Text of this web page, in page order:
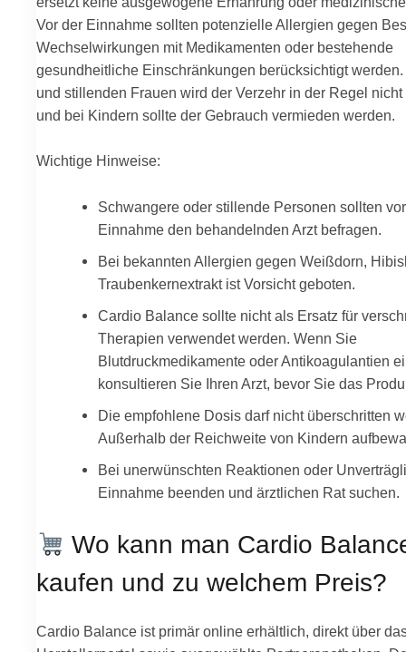
Vor der Einnahme sollten potenzielle Allergien gegen
Wechselwirkungen mit Medikamenten oder bestehende
gesundheitliche Einschränkungen berücksichtigt
und stillenden Frauen wird der Verzehr in der Regel
und bei Kindern sollte der Gebrauch vermieden werden.
Wichtige Hinweise:
Schwangere oder stillende Personen sollten
Einnahme den behandelnden Arzt befragen.
Bei bekannten Allergien gegen Weißdorn,
Traubenkernextrakt ist Vorsicht geboten.
Cardio Balance sollte nicht als Ersatz für
Therapien verwendet werden. Wenn Sie
Blutdruckmedikamente oder Antikoagulantien
konsultieren Sie Ihren Arzt, bevor Sie das
Die empfohlene Dosis darf nicht überschritten
Außerhalb der Reichweite von Kindern
Bei unerwünschten Reaktionen oder
Einnahme beenden und ärztlichen Rat suchen.
Wo kann man Cardio
kaufen und zu welchem Preis?
Cardio Balance ist primär online erhältlich, direkt über